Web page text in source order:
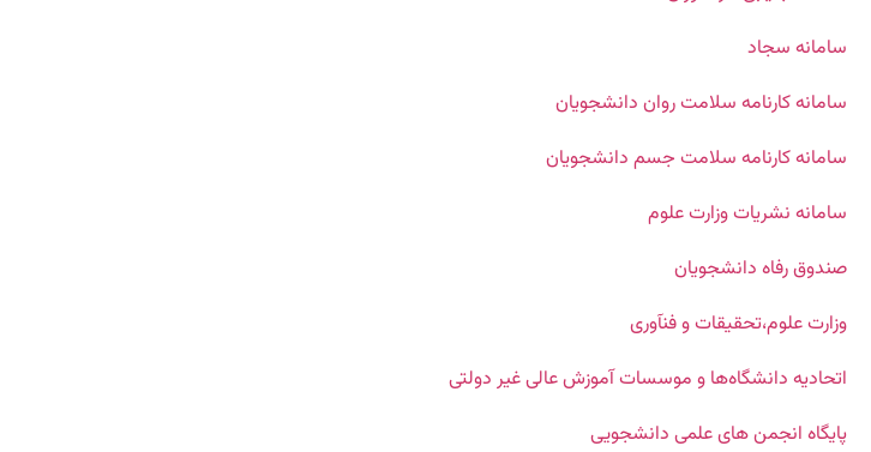
سامانه سجاد
سامانه کارنامه سلامت روان دانشجویان
سامانه کارنامه سلامت جسم دانشجویان
سامانه نشریات وزارت علوم
صندوق رفاه دانشجویان
وزارت علوم،تحقیقات و فنآوری
اتحادیه دانشگاه‌ها و موسسات آموزش عالی غیر دولتی
پایگاه انجمن های علمی دانشجویی